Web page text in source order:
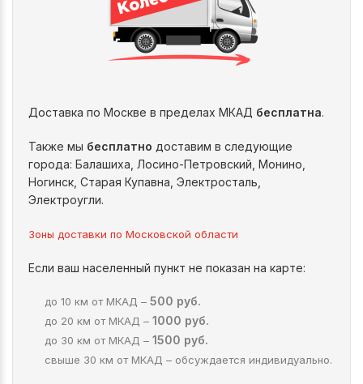
Доставка по Москве в пределах МКАД бесплатна.
Также мы бесплатно доставим в следующие
города: Балашиха, Лосино-Петровский, Монино,
Ногинск, Старая Купавна, Электросталь,
Электроугли.
Зоны доставки по Московской области
Если ваш населенный пункт не показан на карте:
до 10 км от МКАД – 500 руб.
до 20 км от МКАД – 1000 руб.
до 30 км от МКАД – 1500 руб.
свыше 30 км от МКАД – обсуждается индивидуально.